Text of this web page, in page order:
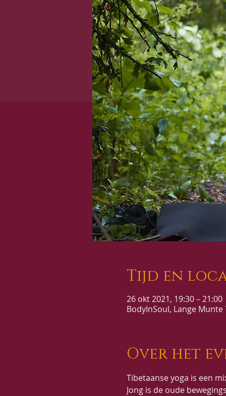
Tijd en
26 okt 2021, 19:30 – 21:00
BodyInSoul, Lange Munte
Over het
Tibetaanse yoga is een
Jong is de oude